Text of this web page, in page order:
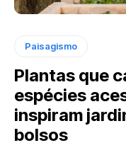
Paisagismo
Plantas que
espécies
inspiram
bolsos